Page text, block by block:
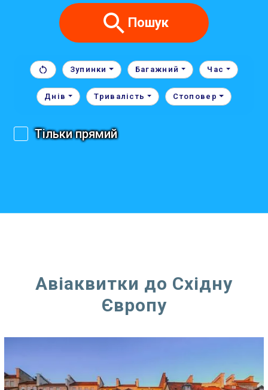
Пошук
Зупинки Багажний Час
Днів Тривалість Стоповер
Тільки прямий
Авіаквитки до Східну
Європу